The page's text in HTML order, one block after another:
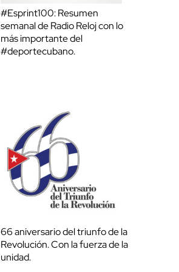
#Esprint100: Resumen
semanal de Radio Reloj con lo
más importante del
#deportecubano.
66 aniversario del triunfo de la
Revolución. Con la fuerza de la
unidad.